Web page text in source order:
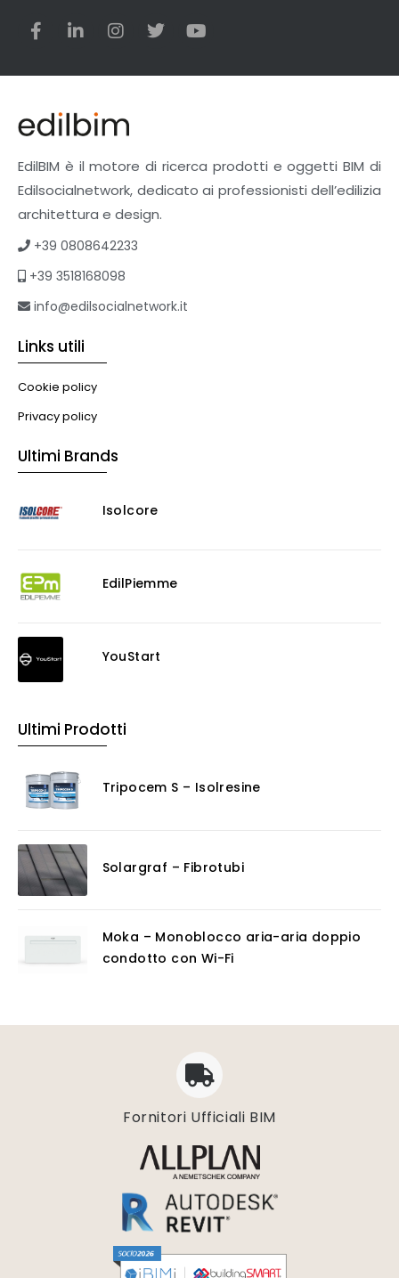
EdilBIM è il motore di ricerca prodotti e oggetti BIM di
Edilsocialnetwork, dedicato ai professionisti dell’edilizia
architettura e design.
+39 0808642233
+39 3518168098
info@edilsocialnetwork.it
Links utili
Cookie policy
Privacy policy
Ultimi Brands
Isolcore
EdilPiemme
YouStart
Ultimi Prodotti
Tripocem S – Isolresine
Solargraf – Fibrotubi
Moka – Monoblocco aria-aria doppio
condotto con Wi-Fi
Fornitori Ufficiali BIM